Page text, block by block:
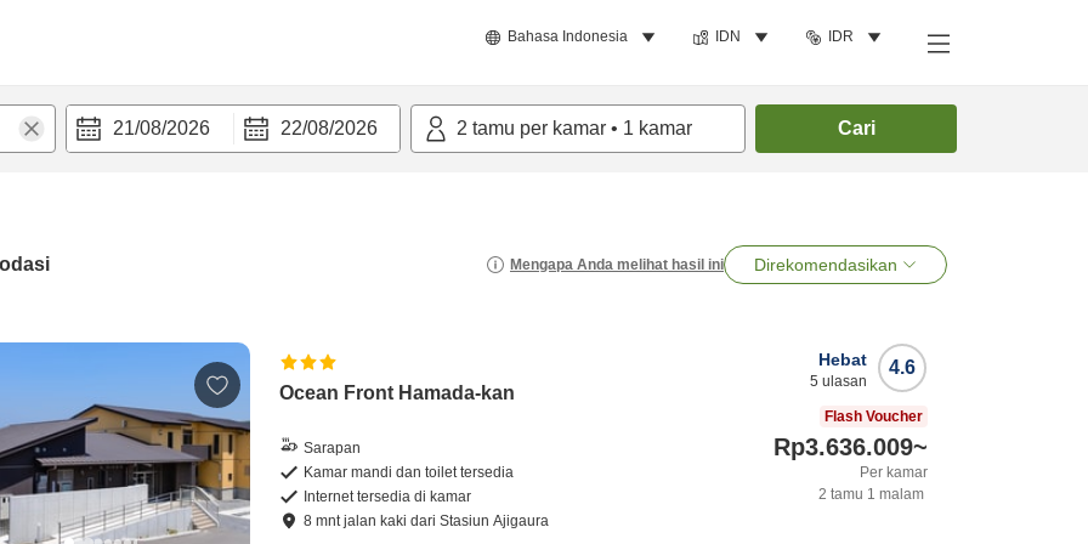
Bahasa Indonesia IDN IDR
21/08/2026 22/08/2026 2 tamu per kamar • 1 kamar Cari
Mengapa Anda melihat hasil ini Direkomendasikan
Ocean Front Hamada-kan
Sarapan
Kamar mandi dan toilet tersedia
Internet tersedia di kamar
8 mntjalan kaki dariStasiun Ajigaura
4.6
Hebat
5 ulasan
Flash Voucher
Rp3.636.009~
Per kamar
2 tamu 1 malam